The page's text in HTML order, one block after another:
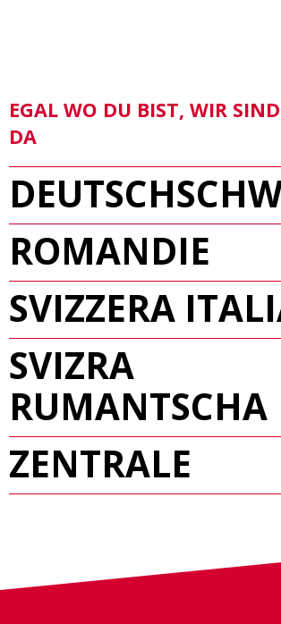
EGAL WO DU BIST, WIR
DA
ROMANDIE
SVIZZERA
SVIZRA
RUMANTSCHA
ZENTRALE